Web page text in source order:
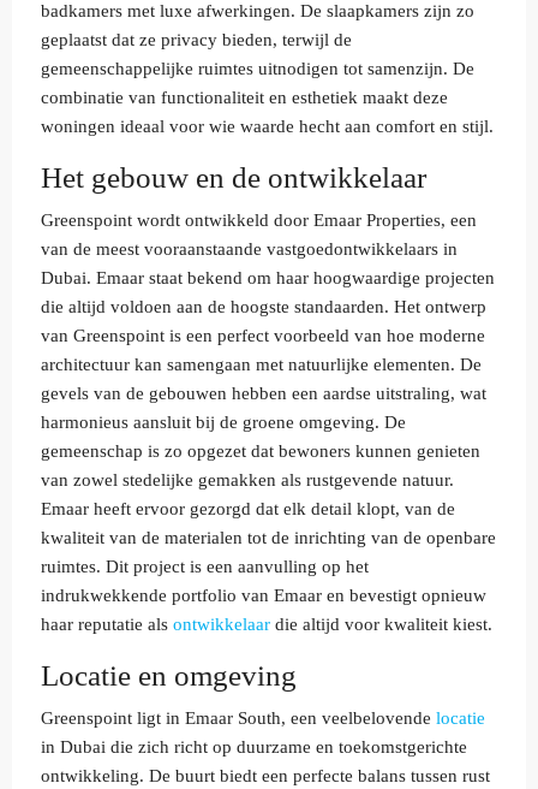
badkamers met luxe afwerkingen. De slaapkamers zijn zo
geplaatst dat ze privacy bieden, terwijl de
gemeenschappelijke ruimtes uitnodigen tot samenzijn. De
combinatie van functionaliteit en esthetiek maakt deze
woningen ideaal voor wie waarde hecht aan comfort en stijl.
Het gebouw en de ontwikkelaar
Greenspoint wordt ontwikkeld door Emaar Properties, een
van de meest vooraanstaande vastgoedontwikkelaars in
Dubai. Emaar staat bekend om haar hoogwaardige projecten
die altijd voldoen aan de hoogste standaarden. Het ontwerp
van Greenspoint is een perfect voorbeeld van hoe moderne
architectuur kan samengaan met natuurlijke elementen. De
gevels van de gebouwen hebben een aardse uitstraling, wat
harmonieus aansluit bij de groene omgeving. De
gemeenschap is zo opgezet dat bewoners kunnen genieten
van zowel stedelijke gemakken als rustgevende natuur.
Emaar heeft ervoor gezorgd dat elk detail klopt, van de
kwaliteit van de materialen tot de inrichting van de openbare
ruimtes. Dit project is een aanvulling op het
indrukwekkende portfolio van Emaar en bevestigt opnieuw
haar reputatie als ontwikkelaar die altijd voor kwaliteit kiest.
Locatie en omgeving
Greenspoint ligt in Emaar South, een veelbelovende locatie
in Dubai die zich richt op duurzame en toekomstgerichte
ontwikkeling. De buurt biedt een perfecte balans tussen rust